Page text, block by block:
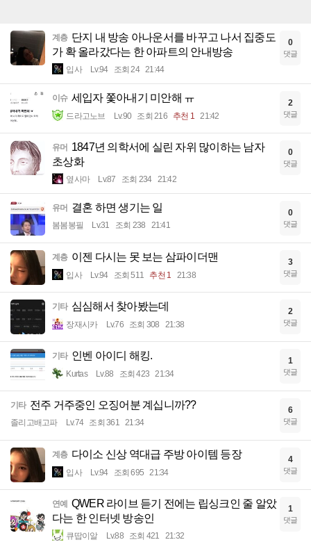
계층 단지 내 방송 아나운서를 바꾸고 나서 집중도
가 확 올라갔다는 한 아파트의 안내방송
입사 Lv.94 조회 24 21:44
0
댓글
이슈 세입자 쫓아내기 미안해 ㅠ
드라고노브 Lv.90 조회 216 추천 1 21:42
2
댓글
유머 1847년 의학서에 실린 자위 많이하는 남자
초상화
옆사마 Lv.87 조회 234 21:42
0
댓글
유머 결혼 하면 생기는 일
봄봄봉필 Lv.31 조회 238 21:41
0
댓글
계층 이젠 다시는 못 보는 삼파이더맨
입사 Lv.94 조회 511 추천 1 21:38
3
댓글
기타 심심해서 찾아봤는데
장재시카 Lv.76 조회 308 21:38
2
댓글
기타 인벤 아이디 해킹.
Kurtas Lv.88 조회 423 21:34
1
댓글
기타 전주 거주중인 오징어분 계십니까??
졸리고배고파 Lv.74 조회 361 21:34
6
댓글
계층 다이소 신상 역대급 주방 아이템 등장
입사 Lv.94 조회 695 21:34
4
댓글
연예 QWER 라이브 듣기 전에는 립싱크인 줄 알았
다는 한 인터넷 방송인
큐땁이알 Lv.88 조회 421 21:32
1
댓글